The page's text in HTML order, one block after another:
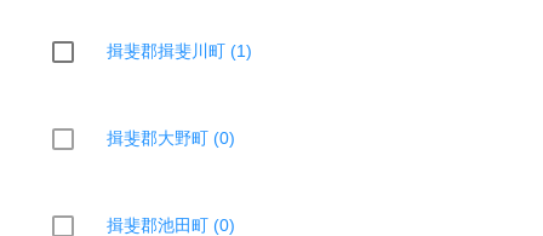
揖斐郡揖斐川町 (1)
揖斐郡大野町 (0)
揖斐郡池田町 (0)